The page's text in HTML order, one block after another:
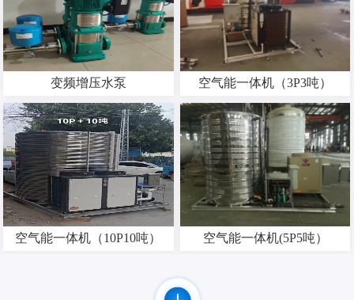
变频增压水泵 空气能一体机（3P3吨）
空气能一体机（10P10吨） 空气能一体机(5P5吨）